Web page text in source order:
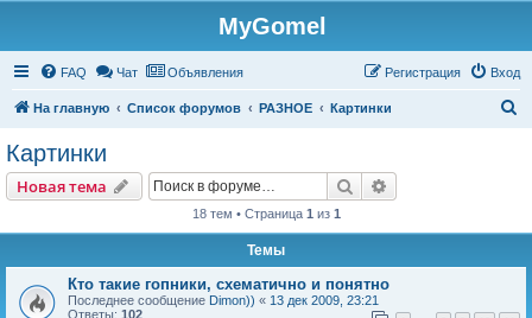
MyGomel
FAQ Чат Объявления Вход
Регистрация
На главную Список форумов РАЗНОЕ Картинки
Картинки
Новая тема
Новаятема Поиск
18 тем • Страница 1 из 1
Темы
Кто такие гопники, схематично и понятно
Последнее сообщение Dimon)) « 13 дек 2009, 23:21
Ответы: 102